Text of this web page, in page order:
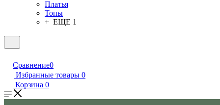
Платья
Топы
+ ЕЩЕ 1
Сравнение0
Избранные товары 0
Корзина 0